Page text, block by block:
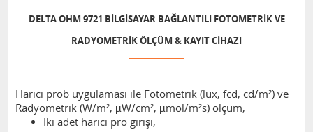
DELTA OHM 9721 BILGISAYAR BAĞLANTILI FOTOMETRIK VE
RADYOMETRIK ÖLÇÜM & KAYIT CIHAZI
Harici prob uygulaması ile Fotometrik (lux, fcd, cd/m²) ve
Radyometrik (W/m², µW/cm², µmol/m²s) ölçüm,
İki adet harici pro girişi,